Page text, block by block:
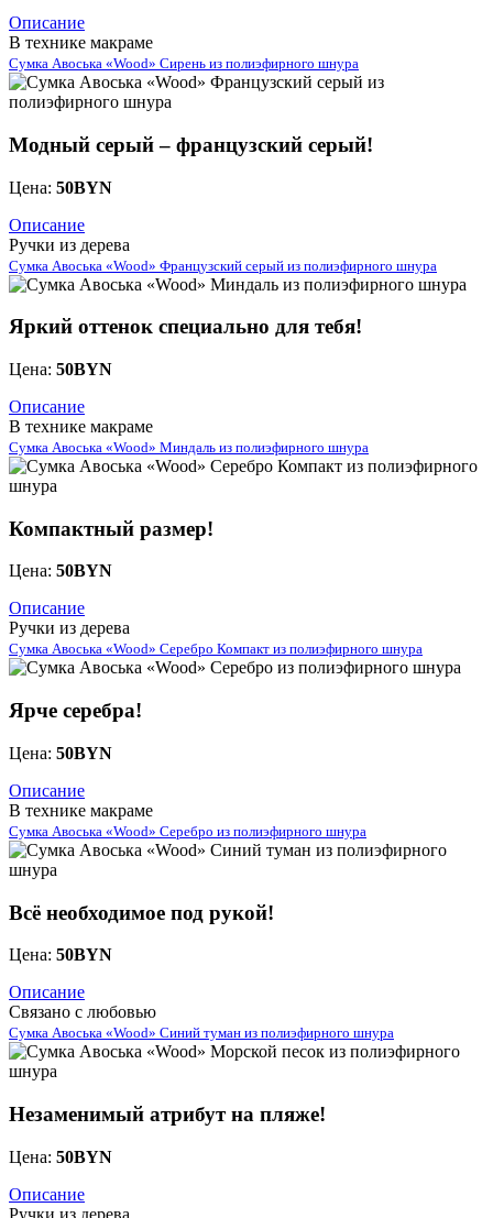
Описание
В технике макраме
Сумка Авоська «Wood» Сирень из полиэфирного шнура
Модный серый – французский серый!
Цена: 50BYN
Описание
Ручки из дерева
Сумка Авоська «Wood» Французский серый из полиэфирного шнура
Яркий оттенок специально для тебя!
Цена: 50BYN
Описание
В технике макраме
Сумка Авоська «Wood» Миндаль из полиэфирного шнура
Компактный размер!
Цена: 50BYN
Описание
Ручки из дерева
Сумка Авоська «Wood» Серебро Компакт из полиэфирного шнура
Ярче серебра!
Цена: 50BYN
Описание
В технике макраме
Сумка Авоська «Wood» Серебро из полиэфирного шнура
Всё необходимое под рукой!
Цена: 50BYN
Описание
Связано с любовью
Сумка Авоська «Wood» Синий туман из полиэфирного шнура
Незаменимый атрибут на пляже!
Цена: 50BYN
Описание
Ручки из дерева